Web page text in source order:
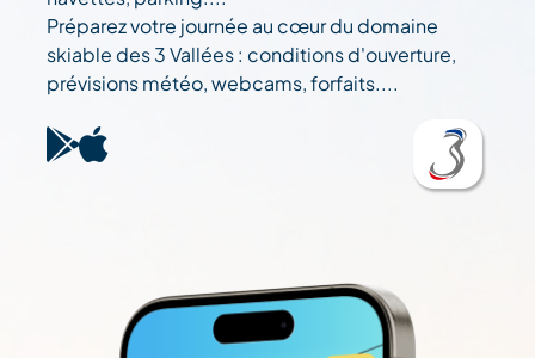
Préparez votre journée au cœur du domaine
skiable des 3 Vallées : conditions d'ouverture,
prévisions météo, webcams, forfaits....